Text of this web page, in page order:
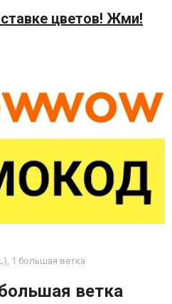
цветов! Жми!
1 большая ветка
ветка